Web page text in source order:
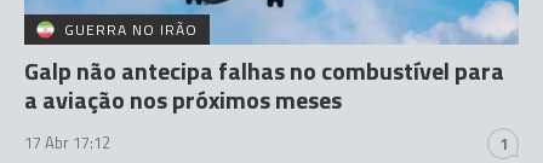
GUERRA NO IRÃO
Galp não antecipa falhas no combustível para
a aviação nos próximos meses
17 Abr 17:12 1